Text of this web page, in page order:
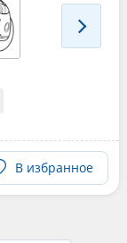
В избранное